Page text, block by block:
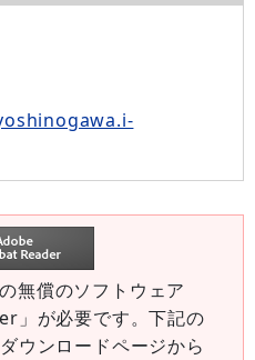
無償のソフトウェア
」が必要です。下記の
ンロードページから